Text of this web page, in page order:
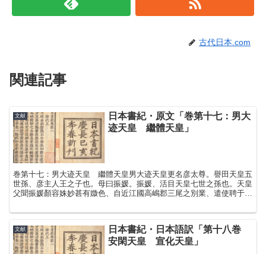
古代日本.com
関連記事
文献
日本書紀・原文「巻第十七：男大
迹天皇 繼體天皇」
巻第十七：男大迹天皇 繼體天皇男大迹天皇更名彦太尊。譽田天皇五
世孫、彦主人王之子也。母曰振媛。振媛、活目天皇七世之孫也。天皇
父聞振媛顏容姝妙甚有媺色、自近江國高嶋郡三尾之別業、遣使聘于三
文献
日本書紀・日本語訳「第十八巻
安閑天皇 宣化天皇」